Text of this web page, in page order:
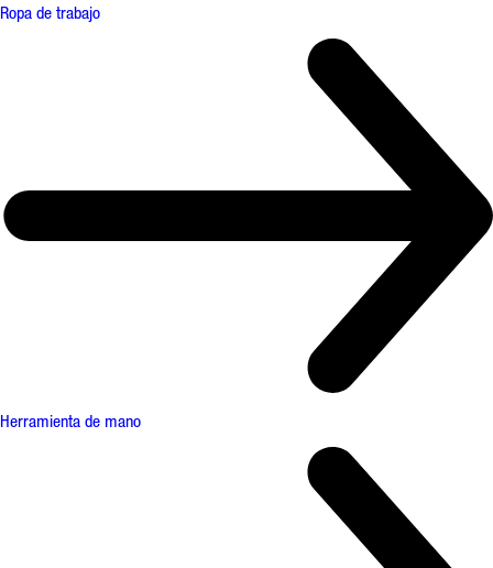
Ropa de trabajo
Herramienta de mano